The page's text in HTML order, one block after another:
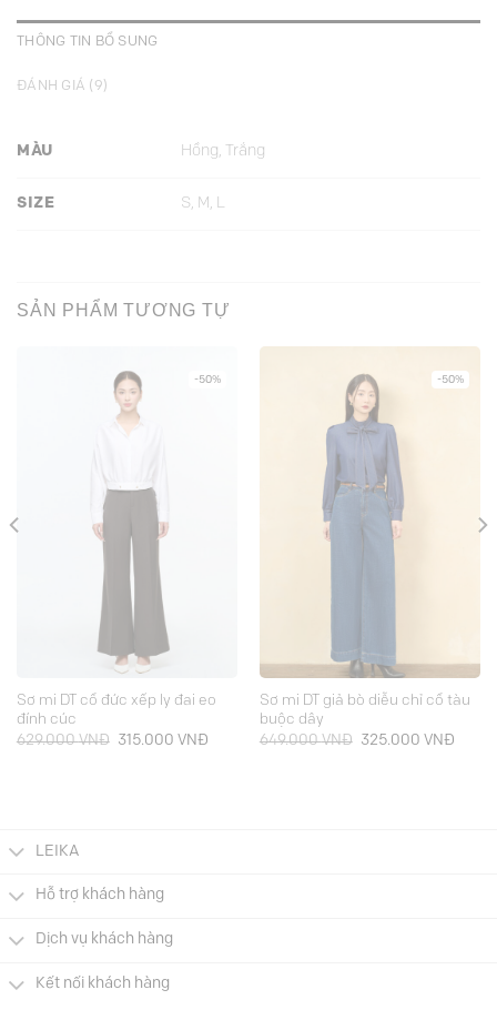
THÔNG TIN BỔ SUNG
ĐÁNH GIÁ (9)
MÀU Hồng, Trắng
SIZE S, M, L
SẢN PHẨM TƯƠNG TỰ
-50%
Sơ mi DT cổ đức xếp ly đai eo
đính cúc
629.000VNĐ
Giá
315.000 VNĐGiá
-50%
Sơ mi DT giả bò diễu chỉ cổ tàu
buộc dây
649.000VNĐ
Giá
325.000 VNĐGiá
LEIKA
Hỗ trợ khách hàng
Dịch vụ khách hàng
Kết nối khách hàng